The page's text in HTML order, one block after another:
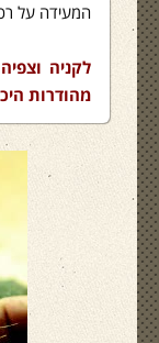
המעידה על
לקניה
מהודרות